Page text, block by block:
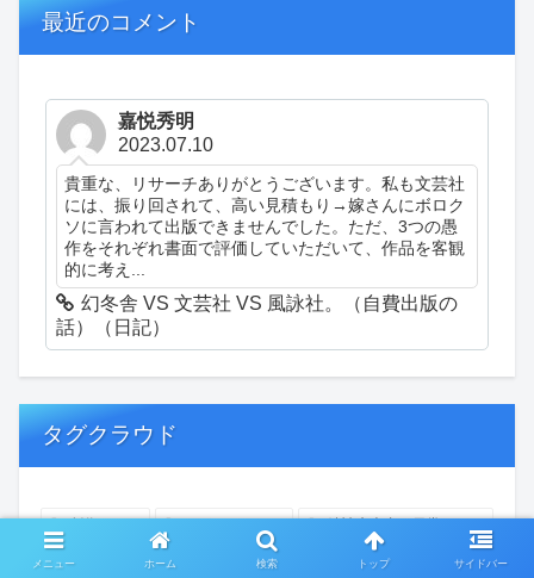
最近のコメント
嘉悦秀明
2023.07.10
貴重な、リサーチありがとうございます。私も文芸社
には、振り回されて、高い見積もり→嫁さんにボロク
ソに言われて出版できませんでした。ただ、3つの愚
作をそれぞれ書面で評価していただいて、作品を客観
的に考え...
幻冬舎 VS 文芸社 VS 風詠社。（自費出版の
話）（日記）
タグクラウド
創作 おぎゃあ 精神病患者の日常
ちょっと頭冷やそうか 一回休み ついカッとなった
メニュー ホーム 検索 トップ サイドバー